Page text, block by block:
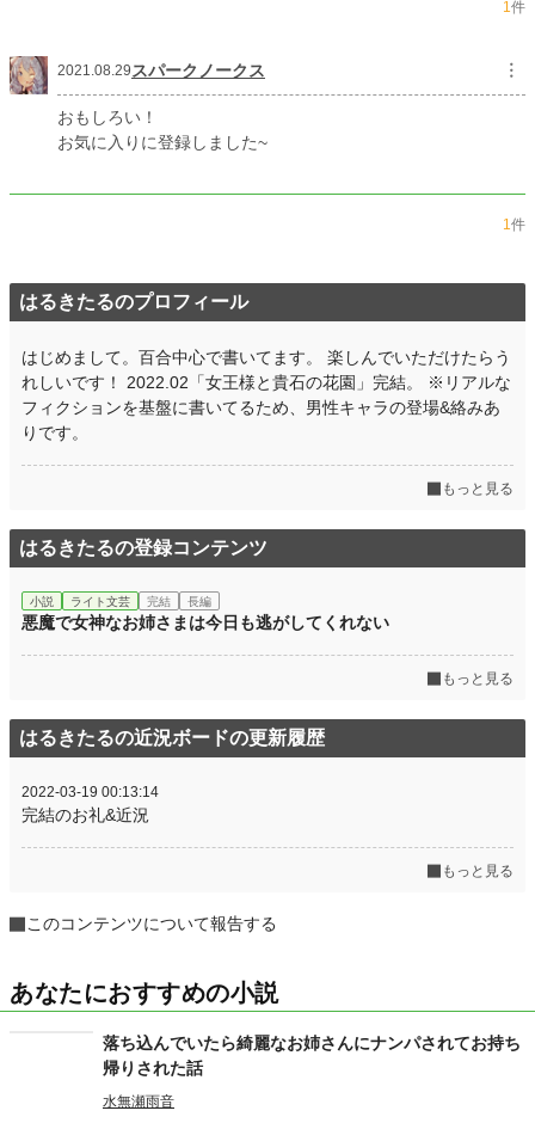
1件
2021.08.29 スパークノークス ︙
おもしろい！
お気に入りに登録しました~
1件
はるきたるのプロフィール
はじめまして。百合中心で書いてます。 楽しんでいただけたらう
れしいです！ 2022.02「女王様と貴石の花園」完結。 ※リアルな
フィクションを基盤に書いてるため、男性キャラの登場&絡みあ
りです。
もっと見る
はるきたるの登録コンテンツ
小説 ライト文芸 完結 長編
悪魔で女神なお姉さまは今日も逃がしてくれない
もっと見る
はるきたるの近況ボードの更新履歴
2022-03-19 00:13:14
完結のお礼&近況
もっと見る
このコンテンツについて報告する
あなたにおすすめの小説
落ち込んでいたら綺麗なお姉さんにナンパされてお持ち
帰りされた話
水無瀬雨音